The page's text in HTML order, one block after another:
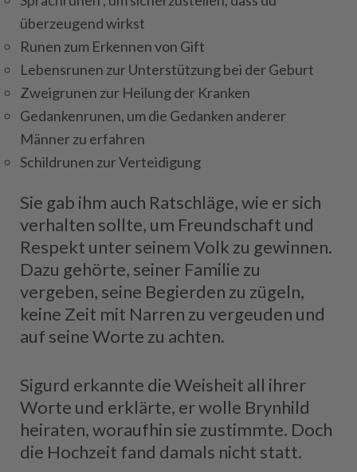
überzeugend wirkst
Runen zum Erkennen von Gift
Lebensrunen zur Unterstützung bei der Geburt
Zweigrunen zur Heilung der Kranken
Gedankenrunen, um die Gedanken anderer
Männer zu erfahren
Schildrunen zur Verteidigung
Sie gab ihm auch Ratschläge, wie er sich
verhalten sollte, um Freundschaft und
Respekt unter seinem Volk zu gewinnen.
Dazu gehörte, seiner Familie zu
vergeben, seine Begierden zu zügeln,
keine Zeit mit Narren zu vergeuden und
auf seine Worte zu achten.
Sigurd erkannte die Weisheit all ihrer
Worte und erklärte, er wolle Brynhild
heiraten, woraufhin sie zustimmte. Doch
die Hochzeit fand damals nicht statt.